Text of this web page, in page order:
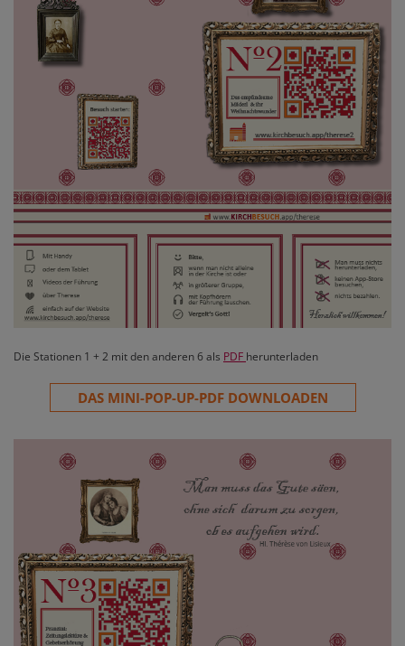
Die Stationen 1 + 2 mit den anderen 6 als PDF herunterladen
DAS MINI-POP-UP-PDF DOWNLOADEN